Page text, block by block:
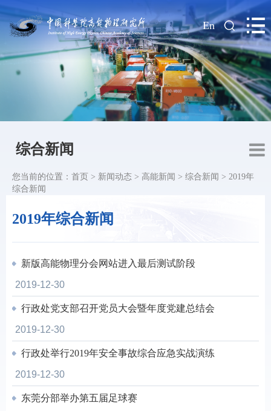
| En
综合新闻
2019年综合新闻
您当前的位置： 首页 > 新闻动态 > 高能新闻 > 综合新闻 > 2019年
综合新闻
新版高能物理分会网站进入最后测试阶段
2019-12-30
行政处党支部召开党员大会暨年度党建总结会
2019-12-30
行政处举行2019年安全事故综合应急实战演练
2019-12-30
东莞分部举办第五届足球赛